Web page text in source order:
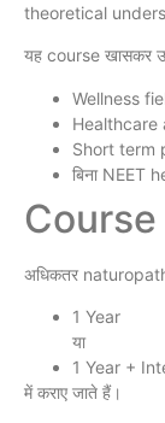
theoretical
यह course खासकर
Wellness
Healthcare
Short term
बिना NEET
अधिकतर
1 Year
या
1 Year +
में कराए जाते हैं।